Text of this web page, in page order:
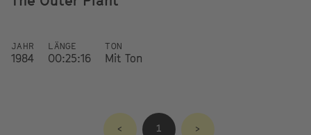
JAHR
1984
LÄNGE
00:25:16
TON
Mit Ton
< 1 >